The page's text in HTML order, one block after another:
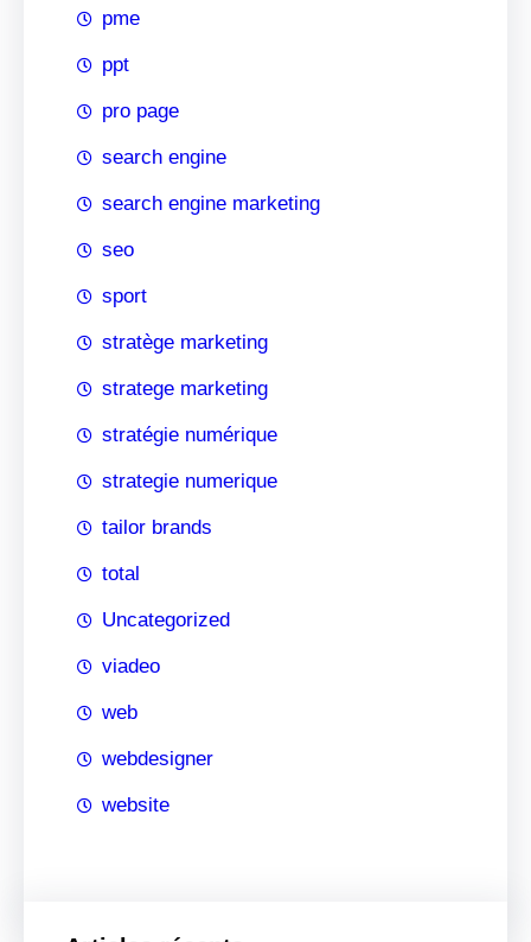
pme
ppt
pro page
search engine
search engine marketing
seo
sport
stratège marketing
stratege marketing
stratégie numérique
strategie numerique
tailor brands
total
Uncategorized
viadeo
web
webdesigner
website